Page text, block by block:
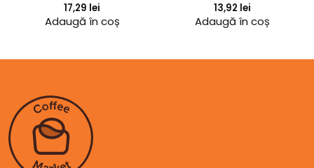
17,29 lei
Adaugă în coș
13,92 lei
Adaugă în coș